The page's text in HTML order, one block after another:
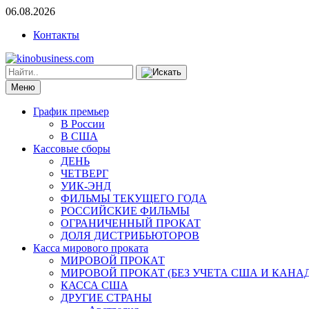
06.08.2026
Контакты
Меню
График премьер
В России
В США
Кассовые сборы
ДЕНЬ
ЧЕТВЕРГ
УИК-ЭНД
ФИЛЬМЫ ТЕКУЩЕГО ГОДА
РОССИЙСКИЕ ФИЛЬМЫ
ОГРАНИЧЕННЫЙ ПРОКАТ
ДОЛЯ ДИСТРИБЬЮТОРОВ
Касса мирового проката
МИРОВОЙ ПРОКАТ
МИРОВОЙ ПРОКАТ (БЕЗ УЧЕТА США И
КАССА США
ДРУГИЕ СТРАНЫ